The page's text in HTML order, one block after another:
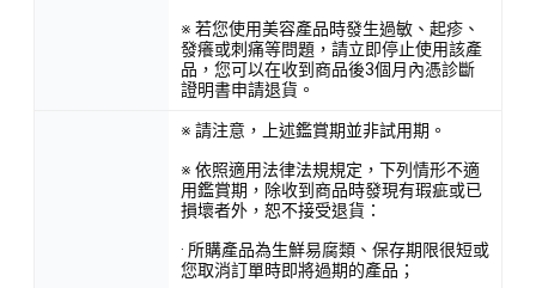
※ 若您使用美容產品時發生過敏、起疹、
發癢或刺痛等問題，請立即停止使用該產
品，您可以在收到商品後3個月內憑診斷
證明書申請退貨。
※ 請注意，上述鑑賞期並非試用期。
※ 依照適用法律法規規定，下列情形不適
用鑑賞期，除收到商品時發現有瑕疵或已
損壞者外，恕不接受退貨：
· 所購產品為生鮮易腐類、保存期限很短或
您取消訂單時即將過期的產品；